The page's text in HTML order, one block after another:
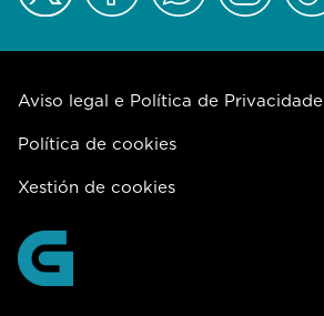
Aviso legal e Política de Privacidade
Política de cookies
Xestión de cookies